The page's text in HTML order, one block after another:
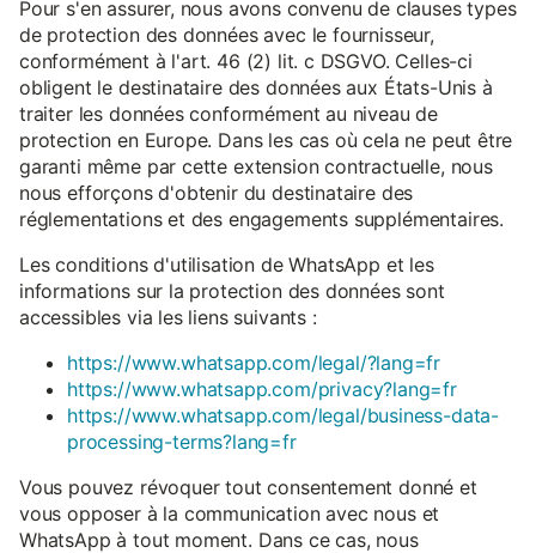
Pour s'en assurer, nous avons convenu de clauses types
de protection des données avec le fournisseur,
conformément à l'art. 46 (2) lit. c DSGVO. Celles-ci
obligent le destinataire des données aux États-Unis à
traiter les données conformément au niveau de
protection en Europe. Dans les cas où cela ne peut être
garanti même par cette extension contractuelle, nous
nous efforçons d'obtenir du destinataire des
réglementations et des engagements supplémentaires.
Les conditions d'utilisation de WhatsApp et les
informations sur la protection des données sont
accessibles via les liens suivants :
https://www.whatsapp.com/legal/?lang=fr
https://www.whatsapp.com/privacy?lang=fr
https://www.whatsapp.com/legal/business-data-
processing-terms?lang=fr
Vous pouvez révoquer tout consentement donné et
vous opposer à la communication avec nous et
WhatsApp à tout moment. Dans ce cas, nous